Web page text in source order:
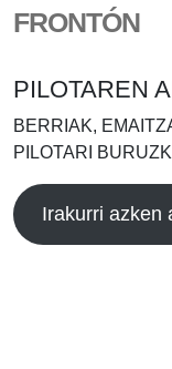
FRONTÓN
PILOTAREN
BERRIAK,
PILOTARI
Irakurri azken